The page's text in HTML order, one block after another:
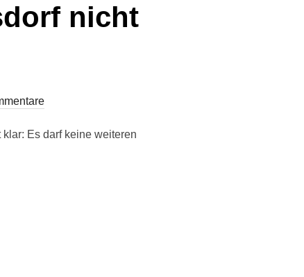
nicht
Es darf keine weiteren
MAHLSDORF NICHT WEITER VERZÖGERN!“